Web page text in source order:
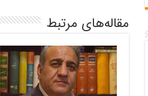
مقاله‌های مرتبط